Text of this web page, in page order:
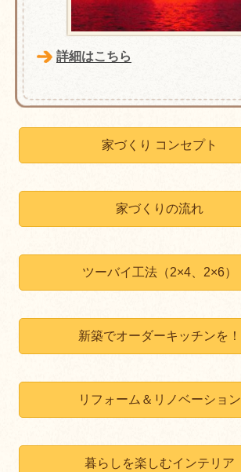
詳細はこちら
家づくり コンセプト
家づくりの流れ
ツーバイ工法（2×4、2×6）
新築でオーダーキッチンを！
リフォーム＆リノベーション
暮らしを楽しむインテリア